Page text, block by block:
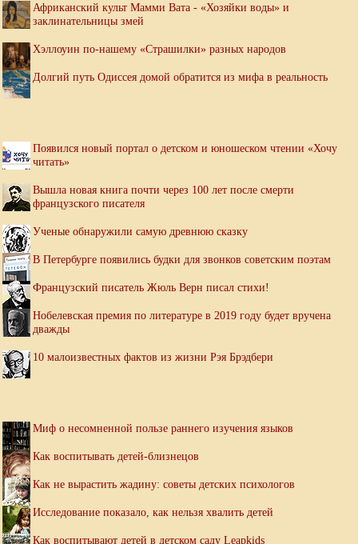
Африканский культ Мамми Вата - «Хозяйки воды» и
заклинательницы змей
Хэллоуин по-нашему «Страшилки» разных народов
Долгий путь Одиссея домой обратится из мифа в реальность
Появился новый портал о детском и юношеском чтении «Хочу
читать»
Вышла новая книга почти через 100 лет после смерти
французского писателя
Ученые обнаружили самую древнюю сказку
В Петербурге появились будки для звонков советским поэтам
Французский писатель Жюль Верн писал стихи!
Нобелевская премия по литературе в 2019 году будет вручена
дважды
10 малоизвестных фактов из жизни Рэя Брэдбери
Миф о несомненной пользе раннего изучения языков
Как воспитывать детей-близнецов
Как не вырастить жадину: советы детских психологов
Исследование показало, как нельзя хвалить детей
Как воспитывают детей в детском саду Leapkids